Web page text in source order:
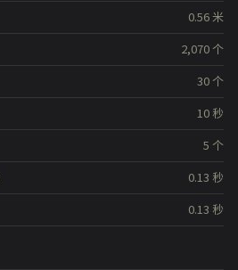
0.56米
2,070个
30个
10 秒
5 个
0.13 秒
0.13 秒